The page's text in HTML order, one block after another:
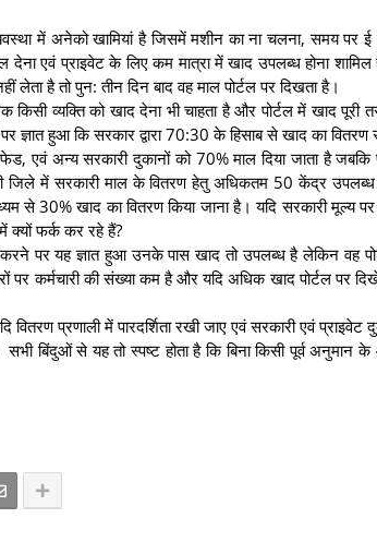
में अनेको खामियां है जिसमें मशीन का ना चलना, समय पर ई
एवं प्राइवेट के लिए कम मात्रा में खाद उपलब्ध होना
लेता है तो पुन: तीन दिन बाद वह माल पोर्टल पर दिखता है।
किसी व्यक्ति को खाद देना भी चाहता है और पोर्टल में खाद
ज्ञात हुआ कि सरकार द्वारा 70:30 के हिसाब से खाद का वितरण
एवं अन्य सरकारी दुकानों को 70% माल दिया जाता है जबकि
जिले में सरकारी माल के वितरण हेतु अधिकतम 50 केंद्र
से 30% खाद का वितरण किया जाना है। यदि सरकारी मूल्य पर
क्यों फर्क कर रहे हैं?
पर यह ज्ञात हुआ उनके पास खाद तो उपलब्ध है लेकिन वह
पर कर्मचारी की संख्या कम है और यदि अधिक खाद पोर्टल
वितरण प्रणाली में पारदर्शिता रखी जाए एवं सरकारी एवं
सभी बिंदुओं से यह तो स्पष्ट होता है कि बिना किसी पूर्व